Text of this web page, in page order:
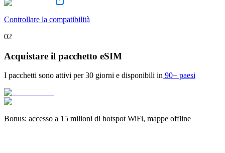
Controllare la compatibilità
02
Acquistare il pacchetto eSIM
I pacchetti sono attivi per 30 giorni e disponibili in 90+ paesi
Bonus: accesso a 15 milioni di hotspot WiFi, mappe offline